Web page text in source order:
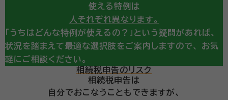
使える特例は
人それぞれ異なります。
「うちはどんな特例が使えるの？」という疑問があれば、
状況を踏まえて最適な選択肢をご案内しますので、
お気
軽にご相談ください。
相続税申告のリスク
相続税申告は
自分でおこなうこともできますが、